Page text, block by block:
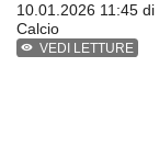
10.01.2026 11:45 di
Calcio
VEDI LETTURE